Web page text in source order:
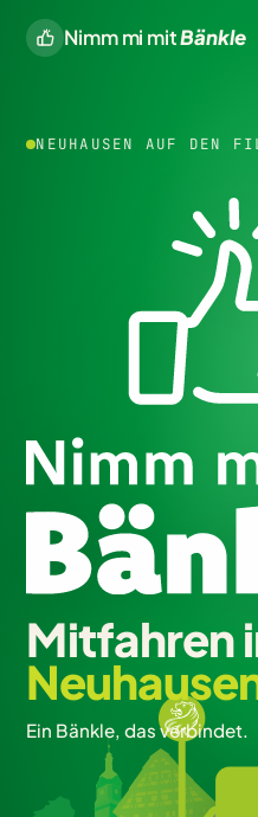
Nimm mi mitBänkle
NEUHAUSEN AUF DEN
Mitfahren
Ein Bänkle, das verbindet.